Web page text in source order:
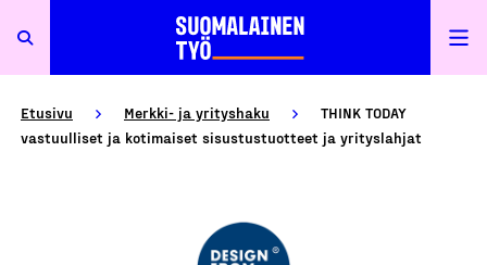
Etusivu Merkki- ja yrityshaku
THINK TODAY
vastuulliset ja kotimaiset sisustustuotteet ja yrityslahjat